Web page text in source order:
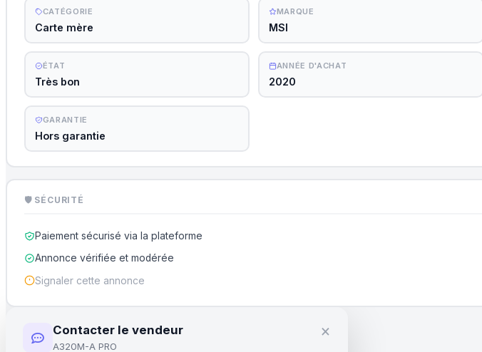
CATÉGORIE
Carte mère
MARQUE
MSI
ÉTAT
Très bon
ANNÉE D'ACHAT
2020
GARANTIE
Hors garantie
🛡 SÉCURITÉ
Paiement sécurisé via la plateforme
Annonce vérifiée et modérée
Signaler cette annonce
Contacter le vendeur
A320M-A PRO
×